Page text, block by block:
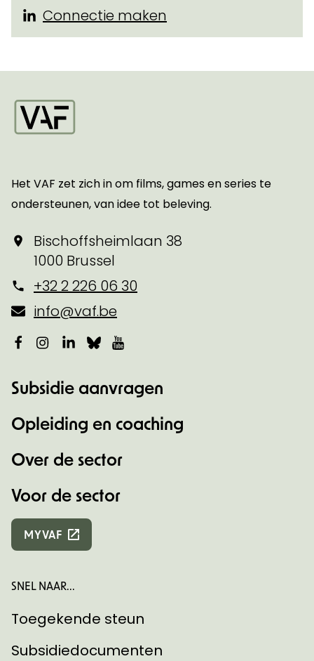
Connectie maken
Het VAF zet zich in om films, games en series te
ondersteunen, van idee tot beleving.
Bischoffsheimlaan 38
1000 Brussel
+32 2 226 06 30
info@vaf.be
Facebook
Instagram
LinkedIn
Bluesky
Subsidie aanvragen
Opleiding en coaching
Over de sector
Voor de sector
MYVAF
SNEL NAAR...
Toegekende steun
Subsidiedocumenten